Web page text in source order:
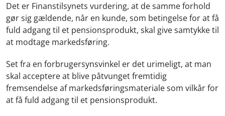
Det er Finanstilsynets vurdering, at de samme forhold
gør sig gældende, når en kunde, som betingelse for at få
fuld adgang til et pensionsprodukt, skal give samtykke til
at modtage markedsføring.
Set fra en forbrugersynsvinkel er det urimeligt, at man
skal acceptere at blive påtvunget fremtidig
fremsendelse af markedsføringsmateriale som vilkår for
at få fuld adgang til et pensionsprodukt.